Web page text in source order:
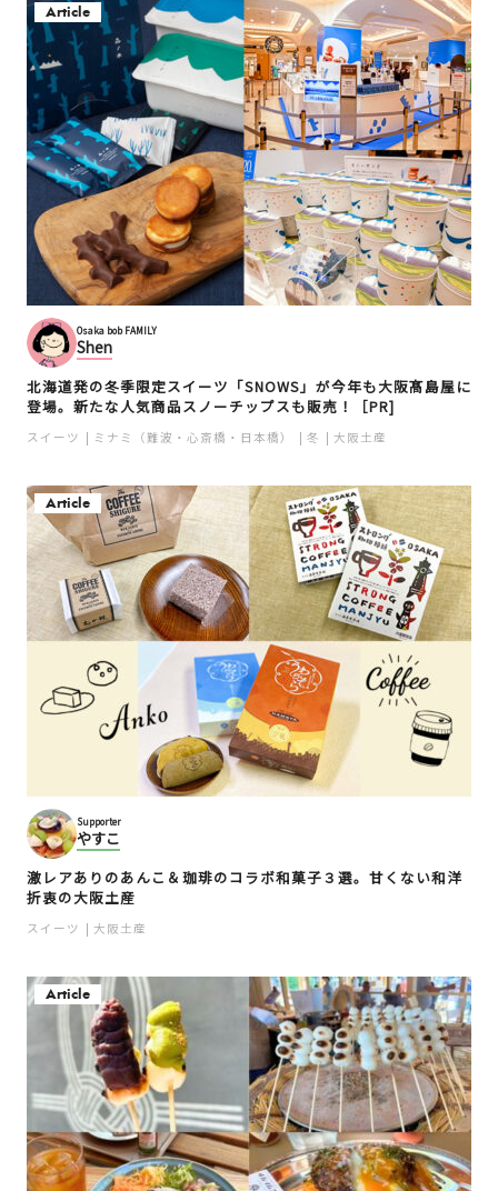
Article
Osaka bob FAMILY
Shen
北海道発の冬季限定スイーツ「SNOWS」が今年も大阪髙島屋に
登場。新たな人気商品スノーチップスも販売！［PR]
スイーツ ミナミ（難波・心斎橋・日本橋） 冬 大阪土産
Article
Supporter
やすこ
激レアありのあんこ＆珈琲のコラボ和菓子３選。甘くない和洋
折衷の大阪土産
スイーツ 大阪土産
Article